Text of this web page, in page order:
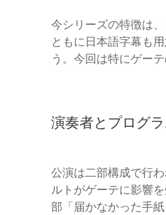
今シリーズの特徴は
ともに日本語字幕も
う。今回は特にゲー
演奏者とプログ
公演は二部構成で行
ルトがゲーテに影響
部「届かなかった手